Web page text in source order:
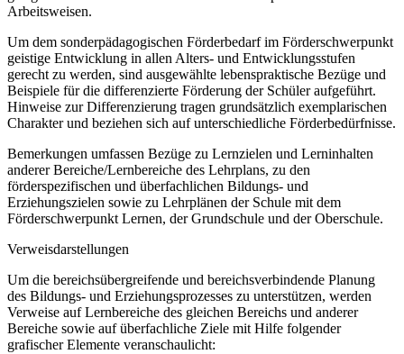
Arbeitsweisen.
Um dem sonderpädagogischen Förderbedarf im Förderschwerpunkt
geistige Entwicklung in allen Alters- und Entwicklungsstufen
gerecht zu werden, sind ausgewählte lebenspraktische Bezüge und
Beispiele für die differenzierte Förderung der Schüler aufgeführt.
Hinweise zur Differenzierung tragen grundsätzlich exemplarischen
Charakter und beziehen sich auf unterschiedliche Förderbedürfnisse.
Bemerkungen umfassen Bezüge zu Lernzielen und Lerninhalten
anderer Bereiche/Lernbereiche des Lehrplans, zu den
förderspezifischen und überfachlichen Bildungs- und
Erziehungszielen sowie zu Lehrplänen der Schule mit dem
Förderschwerpunkt Lernen, der Grundschule und der Oberschule.
Verweisdarstellungen
Um die bereichsübergreifende und bereichsverbindende Planung
des Bildungs- und Erziehungsprozesses zu unterstützen, werden
Verweise auf Lernbereiche des gleichen Bereichs und anderer
Bereiche sowie auf überfachliche Ziele mit Hilfe folgender
grafischer Elemente veranschaulicht: